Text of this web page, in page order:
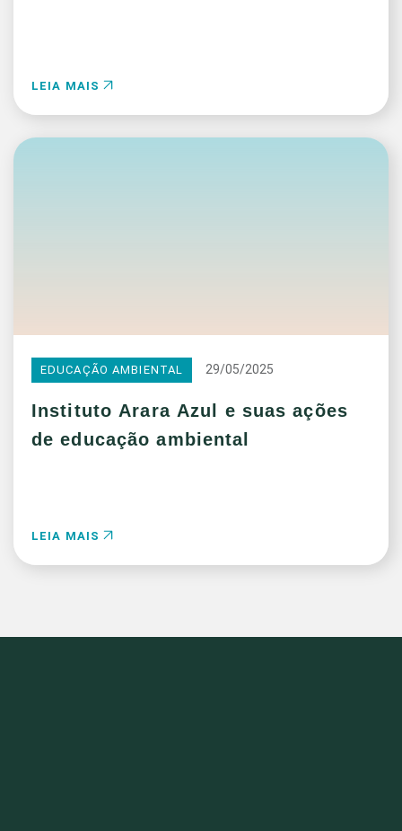
LEIA MAIS
EDUCAÇÃO AMBIENTAL 29/05/2025
Instituto Arara Azul e suas ações
de educação ambiental
LEIA MAIS